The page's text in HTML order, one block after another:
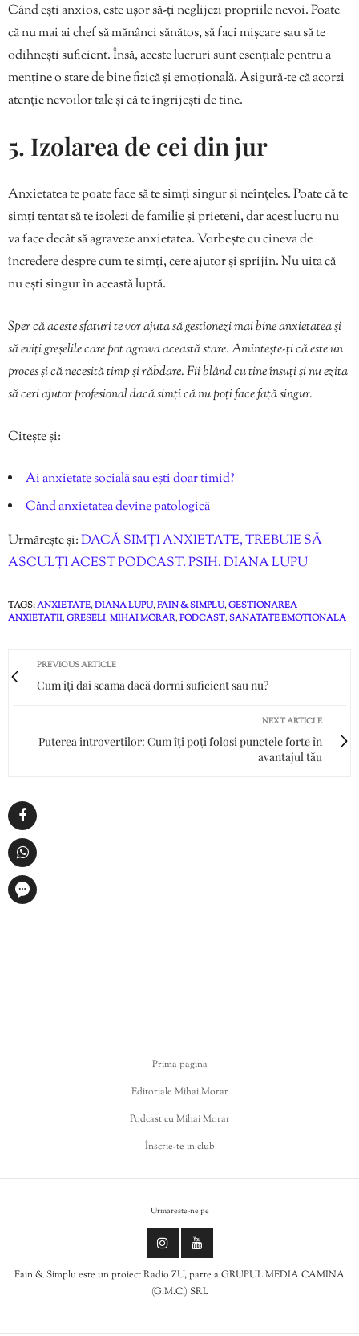
Când ești anxios, este ușor să-ți neglijezi propriile nevoi. Poate
că nu mai ai chef să mănânci sănătos, să faci mișcare sau să te
odihnești suficient. Însă, aceste lucruri sunt esențiale pentru a
menține o stare de bine fizică și emoțională. Asigură-te că acorzi
atenție nevoilor tale și că te îngrijești de tine.
5. Izolarea de cei din jur
Anxietatea te poate face să te simți singur și neînțeles. Poate că te
simți tentat să te izolezi de familie și prieteni, dar acest lucru nu
va face decât să agraveze anxietatea. Vorbește cu cineva de
încredere despre cum te simți, cere ajutor și sprijin. Nu uita că
nu ești singur în această luptă.
Sper că aceste sfaturi te vor ajuta să gestionezi mai bine anxietatea și
să eviți greșelile care pot agrava această stare. Amintește-ți că este un
proces și că necesită timp și răbdare. Fii blând cu tine însuți și nu ezita
să ceri ajutor profesional dacă simți că nu poți face față singur.
Citește și:
Ai anxietate socială sau ești doar timid?
Când anxietatea devine patologică
Urmărește și:DACĂ SIMȚI ANXIETATE, TREBUIE SĂ
ASCULȚI ACEST PODCAST. PSIH. DIANA LUPU
TAGS:ANXIETATE,DIANA LUPU,FAIN & SIMPLU,GESTIONAREA
ANXIETATII,GRESELI,MIHAI MORAR,PODCAST,SANATATE EMOTIONALA
PREVIOUS ARTICLE
Cum îți dai seama dacă dormi suficient sau nu?
NEXT ARTICLE
Puterea introverților: Cum îți poți folosi punctele forte în
avantajul tău
Prima pagina
Editoriale Mihai Morar
Podcast cu Mihai Morar
Înscrie-te in club
Urmareste-ne pe
Fain & Simplu este un proiect Radio ZU, parte a GRUPUL MEDIA CAMINA
(G.M.C.) SRL